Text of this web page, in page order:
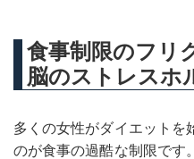
食事制限のフリ
脳のストレスホ
多くの女性がダイエットを
のが食事の過酷な制限です